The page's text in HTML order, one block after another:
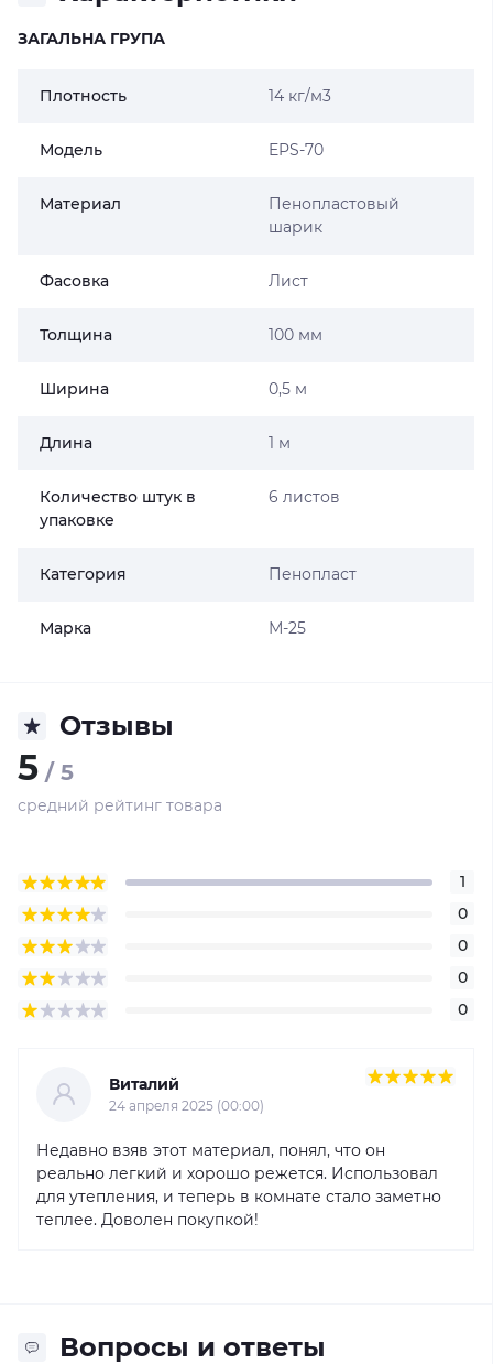
ЗАГАЛЬНА ГРУПА
Плотность 14 кг/м3
Модель EPS-70
Материал
Пенопластовый
шарик
Фасовка Лист
Толщина 100 мм
Ширина 0,5 м
Длина 1 м
Количество штук в
упаковке
6 листов
Категория Пенопласт
Марка М-25
Отзывы
5 / 5
средний рейтинг товара
1
0
0
0
0
Виталий
24 апреля 2025 (00:00)
Недавно взяв этот материал, понял, что он
реально легкий и хорошо режется. Использовал
для утепления, и теперь в комнате стало заметно
теплее. Доволен покупкой!
Вопросы и ответы